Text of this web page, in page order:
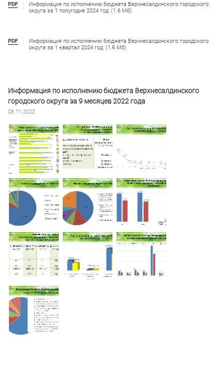
PDF
Информация по исполнению бюджета Верхнесалдинского городского
округа за 1 полугодие 2024 год (1.6 Мб)
PDF
Информация по исполнению бюджета Верхнесалдинского городского
округа за 1 квартал 2024 год (1.6 Мб)
Информация по исполнению бюджета Верхнесалдинского
городского округа за 9 месяцев 2022 года
08.11.2022